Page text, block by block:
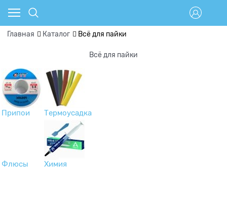
Главная Каталог Всё для пайки
Всё для пайки
Припои Термоусадка
Флюсы Химия